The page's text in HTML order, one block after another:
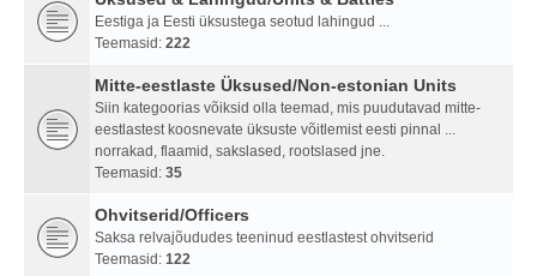
Eestiga ja Eesti üksustega seotud lahingud ...
Teemasid: 222
Mitte-eestlaste Üksused/Non-estonian Units
Siin kategoorias võiksid olla teemad, mis puudutavad mitte-
eestlastest koosnevate üksuste võitlemist eesti pinnal ...
norrakad, flaamid, sakslased, rootslased jne.
Teemasid: 35
Ohvitserid/Officers
Saksa relvajõududes teeninud eestlastest ohvitserid
Teemasid: 122